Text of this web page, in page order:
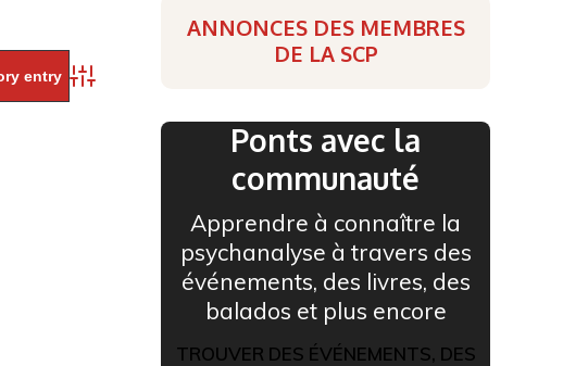
Advanced Search
ANNONCES DES MEMBRES
DE LA SCP
Ponts avec la
communauté
Apprendre à connaître la
psychanalyse à travers des
événements, des livres, des
balados et plus encore
TROUVER DES ÉVÉNEMENTS, DES